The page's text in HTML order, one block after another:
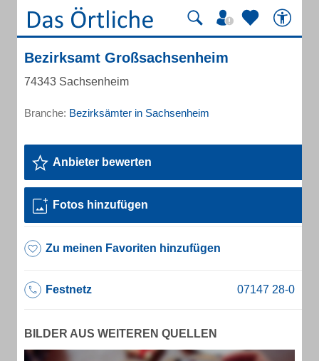
Bezirksamt Großsachsenheim
74343 Sachsenheim
Branche: Bezirksämter in Sachsenheim
Anbieter bewerten
Fotos hinzufügen
Zu meinen Favoriten hinzufügen
Festnetz
BILDER AUS WEITEREN QUELLEN